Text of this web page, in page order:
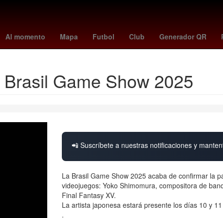
Al momento Mapa Futbol Club Generador QR
League paranaense - santos de minaur unam cuerpo Puebla
Game Show 2025
📲 Suscríbete a nuestras notificaciones y
La Brasil Game Show 2025 acaba de confirmar la
videojuegos: Yoko Shimomura, compositora de
Final Fantasy XV.
La artista japonesa estará presente los días 10 y
.